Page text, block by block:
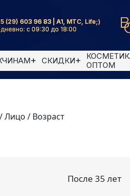
(29) 603 96 83 | A1, MTC, Life;)
с 09:30 до 18:00
СКИДКИ
ОПТОМ
/Лицо / Возраст
После 35 лет